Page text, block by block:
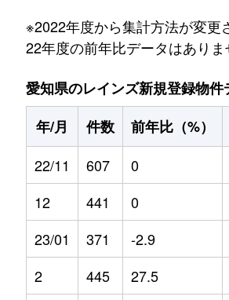
※2022年度から集計方法が変更
22年度の前年比データはありま
愛知県のレインズ新規登録物
年/月
件数 前年比（%）
22/11
607 0
12
441 0
23/01
371 -2.9
2
445 27.5